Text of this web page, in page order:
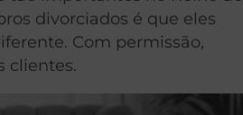
divorciados é que eles
Com permissão,
clientes.